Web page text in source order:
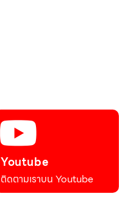
Youtube
ติดตามเราบน Youtube